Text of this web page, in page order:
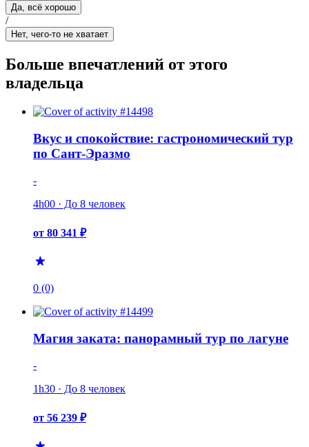
Да, всё хорошо
/
Нет, чего-то не хватает
Больше впечатлений от этого
владельца
Вкус и спокойствие: гастрономический тур
по Сант-Эразмо
-
4h00 · До 8 человек
от 80 341 ₽
0 (0)
Магия заката: панорамный тур по лагуне
-
1h30 · До 8 человек
от 56 239 ₽